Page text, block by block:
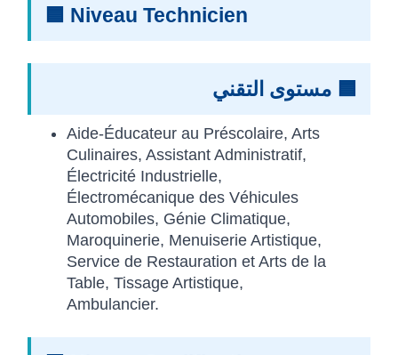
🟦 Niveau Technicien
🟦 مستوى التقني
Aide-Éducateur au Préscolaire, Arts
Culinaires, Assistant Administratif,
Électricité Industrielle,
Électromécanique des Véhicules
Automobiles, Génie Climatique,
Maroquinerie, Menuiserie Artistique,
Service de Restauration et Arts de la
Table, Tissage Artistique,
Ambulancier.